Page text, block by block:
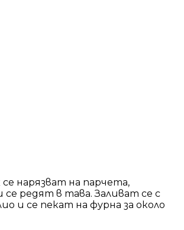
нарязват на парчета,
се редят в тава. Заливат се с
и се пекат на фурна за около